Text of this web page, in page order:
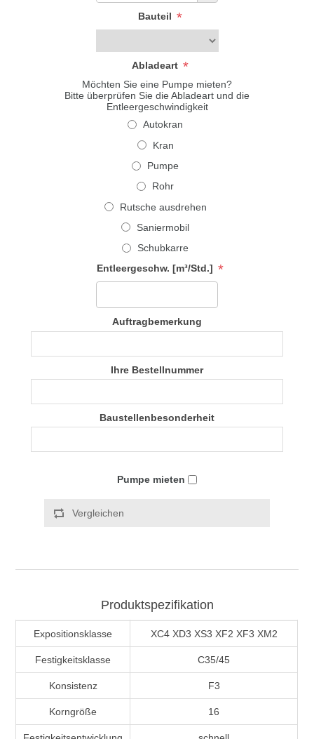
Bauteil *
Abladeart *
Möchten Sie eine Pumpe mieten?
Bitte überprüfen Sie die Abladeart und die
Entleergeschwindigkeit
Autokran
Kran
Pumpe
Rohr
Rutsche ausdrehen
Saniermobil
Schubkarre
Entleergeschw. [m³/Std.] *
Auftragbemerkung
Ihre Bestellnummer
Baustellenbesonderheit
Pumpe mieten
Vergleichen
Produktspezifikation
Expositionsklasse XC4 XD3 XS3 XF2 XF3 XM2
Festigkeitsklasse C35/45
Konsistenz F3
Korngröße 16